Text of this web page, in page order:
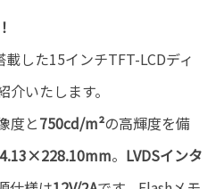
した15インチTFT-LCDディ
いたします。
度と750cd/m²の高輝度を備
。 LVDSインタ